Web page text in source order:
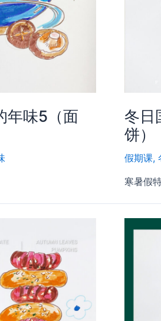
年味5（面
冬日
饼）
假期课,
寒暑假